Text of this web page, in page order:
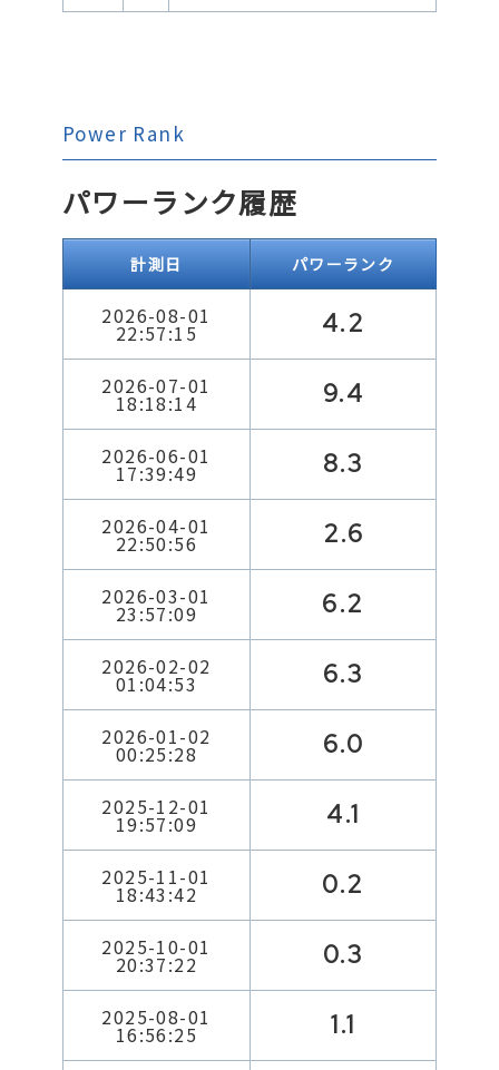
Power Rank
パワーランク履歴
計測日 パワーランク
2026-08-01
22:57:15 4.2
2026-07-01
18:18:14 9.4
2026-06-01
17:39:49 8.3
2026-04-01
22:50:56 2.6
2026-03-01
23:57:09 6.2
2026-02-02
01:04:53 6.3
2026-01-02
00:25:28 6.0
2025-12-01
19:57:09 4.1
2025-11-01
18:43:42 0.2
2025-10-01
20:37:22 0.3
2025-08-01
16:56:25 1.1